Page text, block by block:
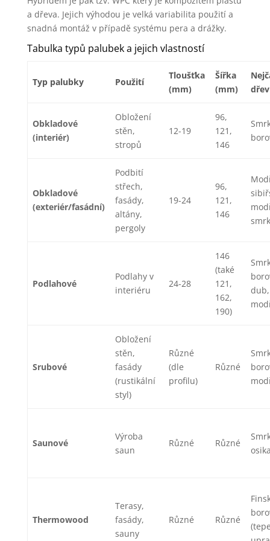
a dřeva. Jejich výhodou je velká variabilita použití a
snadná montáž v případě systému pera a drážky.
Tabulka typů palubek a jejich vlastností
Typ palubky Použití
Tloušťka
(mm)
Šířka
(mm)
Obkladové
(interiér)
Obložení
stěn,
stropů
12-19
96,
121,
146
Obkladové
(exteriér/fasádní)
Podbití
střech,
fasády,
altány,
pergoly
19-24
96,
121,
146
smrk
Podlahové
Podlahy v
interiéru
24-28
146
(také
121,
162,
190)
dub,
Srubové
Obložení
stěn,
fasády
(rustikální
styl)
Různé
(dle
profilu)
Různé
Saunové
Výroba
saun
Různé Různé
Thermowood
Terasy,
fasády,
sauny
Různé Různé